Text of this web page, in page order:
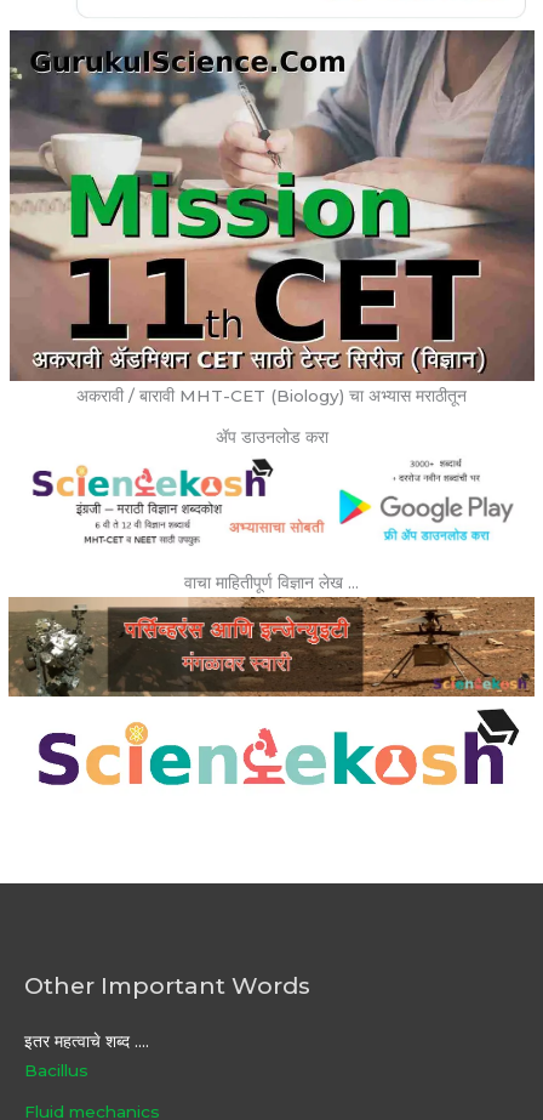
अकरावी / बारावी MHT-CET (Biology) चा अभ्यास मराठीतून
ॲप डाउनलोड करा
वाचा माहितीपूर्ण विज्ञान लेख …
Other Important Words
इतर महत्वाचे शब्द ....
Bacillus
Fluid mechanics